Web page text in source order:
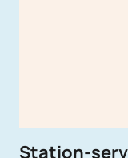
Station-